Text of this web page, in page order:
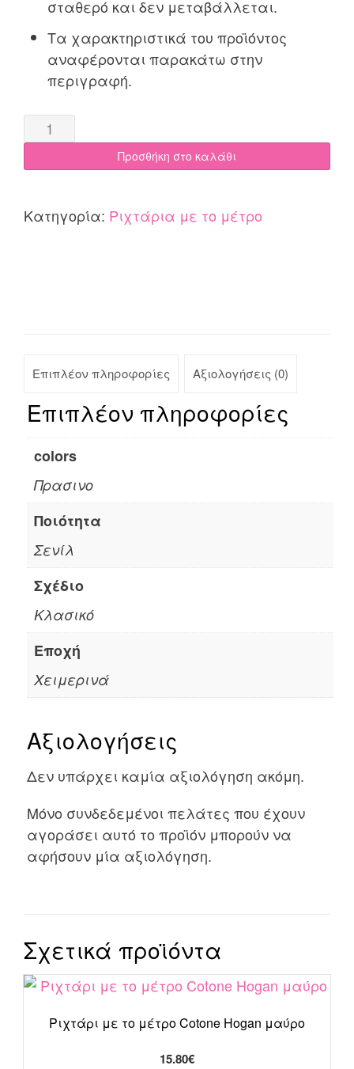
σταθερό και δεν μεταβάλλεται.
Τα χαρακτηριστικά του προϊόντος
αναφέρονται παρακάτω στην
περιγραφή.
Ριχτάρι
με
το
Cotone
Limnos
Προσθήκη στο καλάθι
Κατηγορία: Ριχτάρια με το μέτρο
Επιπλέον πληροφορίες Αξιολογήσεις (0)
Επιπλέον πληροφορίες
colors
Πρασινο
Ποιότητα
Σενίλ
Σχέδιο
Κλασικό
Εποχή
Χειμερινά
Αξιολογήσεις
Δεν υπάρχει καμία αξιολόγηση ακόμη.
Μόνο συνδεδεμένοι πελάτες που έχουν
αγοράσει αυτό το προϊόν μπορούν να
αφήσουν μία αξιολόγηση.
Σχετικά προϊόντα
Ριχτάρι με το μέτρο Cotone Hogan μαύρο
15.80€